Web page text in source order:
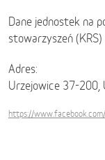
Dane jednostek na
stowarzyszeń (KRS)
Adres:
Urzejowice 37-200,
https://